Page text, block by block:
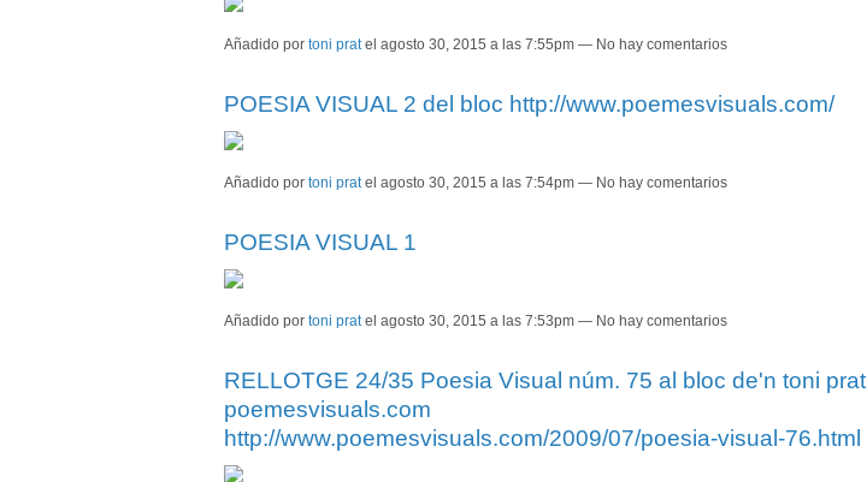
Añadido por toni prat el agosto 30, 2015 a las 7:55pm — No hay comentarios
POESIA VISUAL 2 del bloc http://www.poemesvisuals.com/
Añadido por toni pratel agosto 30, 2015 a las 7:54pm — No hay comentarios
POESIA VISUAL 1
Añadido por toni pratel agosto 30, 2015 a las 7:53pm — No hay comentarios
RELLOTGE 24/35 Poesia Visual núm. 75 al bloc de'n toni prat
poemesvisuals.com
http://www.poemesvisuals.com/2009/07/poesia-visual-76.html